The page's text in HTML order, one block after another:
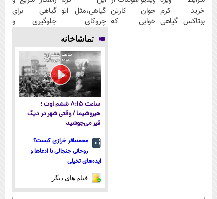
خرید کرم
بوتاکس گیاهی
جوان کارتن
خوابی که
گیاهی،مثل اتو
چروکای
پوستتوصاف
میکنه!50%تخفیف
گیاهی برای
جلوگیری و
تماشاخانه
ساعت ۸:۱۵ ششم اوت ؛
هیروشیما / وقتی شهر در دیگ
قیر می‌جوشید
محمدباقر خرازی کیست؟
روحانی جنجالی با ادعاها و
ایده‌های تخیلی
فیلم های دیگر